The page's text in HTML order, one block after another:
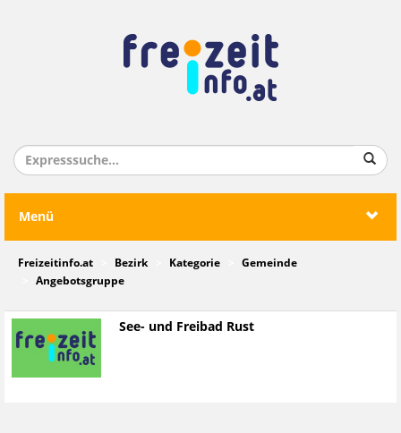
Menü
Freizeitinfo.at Bezirk Kategorie
Gemeinde
Angebotsgruppe
See- und Freibad Rust